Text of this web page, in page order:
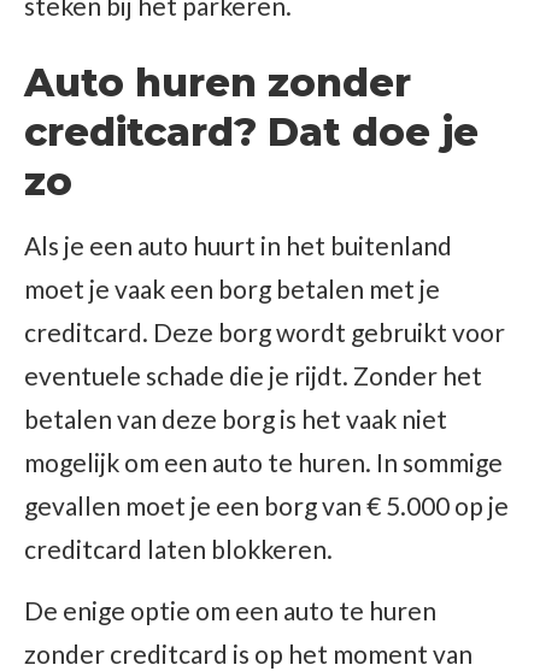
Auto huren zonder
creditcard? Dat doe je
zo
Als je een auto huurt in het buitenland
moet je vaak een borg betalen met je
creditcard. Deze borg wordt gebruikt voor
eventuele schade die je rijdt. Zonder het
betalen van deze borg is het vaak niet
mogelijk om een auto te huren. In sommige
gevallen moet je een borg van € 5.000 op je
creditcard laten blokkeren.
De enige optie om een auto te huren
zonder creditcard is op het moment van